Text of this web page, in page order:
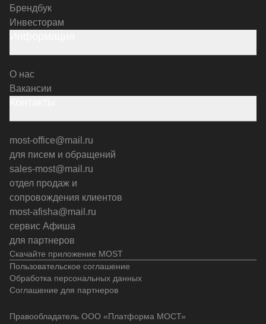
Скачайте приложение MOST
Брендбук
Инвесторам
О нас
Вакансии
most-office@mail.ru
для писем и обращений
sales-most@mail.ru
отдел продаж и
сопровождения клиентов
most-afisha@mail.ru
сервис Афиша
для партнеров
Пользовательское соглашение
Обработка персональных данных
Соглашение для партнеров
Правообладатель ООО «Платформа МОСТ»